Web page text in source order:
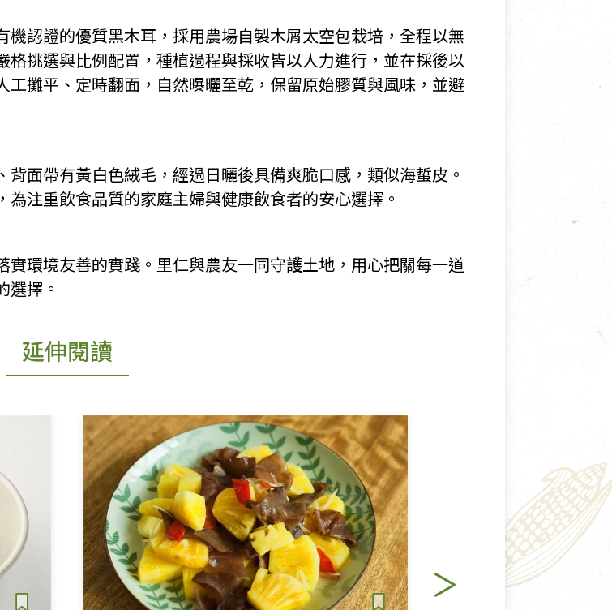
認證的優質黑木耳，採用農場自製木屑太空包栽培，全程以無
挑選與比例配置，種植過程與採收皆以人力進行，並在採後以
攤平、定時翻面，自然曝曬至乾，保留原始膠質與風味，並避
面帶有黃白色絨毛，經過日曬後具備爽脆口感，類似海蜇皮。
注重飲食品質的家庭主婦與健康飲食者的安心選擇。
環境友善的實踐。里仁與農友一同守護土地，用心把關每一道
選擇。
延伸閱讀